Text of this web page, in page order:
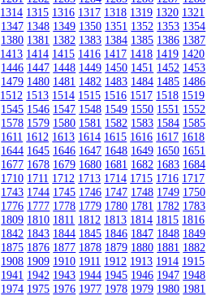
1314 1315 1316 1317 1318 1319 1320 1321
1347 1348 1349 1350 1351 1352 1353 1354
1380 1381 1382 1383 1384 1385 1386 1387
1413 1414 1415 1416 1417 1418 1419 1420
1446 1447 1448 1449 1450 1451 1452 1453
1479 1480 1481 1482 1483 1484 1485 1486
1512 1513 1514 1515 1516 1517 1518 1519
1545 1546 1547 1548 1549 1550 1551 1552
1578 1579 1580 1581 1582 1583 1584 1585
1611 1612 1613 1614 1615 1616 1617 1618
1644 1645 1646 1647 1648 1649 1650 1651
1677 1678 1679 1680 1681 1682 1683 1684
1710 1711 1712 1713 1714 1715 1716 1717
1743 1744 1745 1746 1747 1748 1749 1750
1776 1777 1778 1779 1780 1781 1782 1783
1809 1810 1811 1812 1813 1814 1815 1816
1842 1843 1844 1845 1846 1847 1848 1849
1875 1876 1877 1878 1879 1880 1881 1882
1908 1909 1910 1911 1912 1913 1914 1915
1941 1942 1943 1944 1945 1946 1947 1948
1974 1975 1976 1977 1978 1979 1980 1981